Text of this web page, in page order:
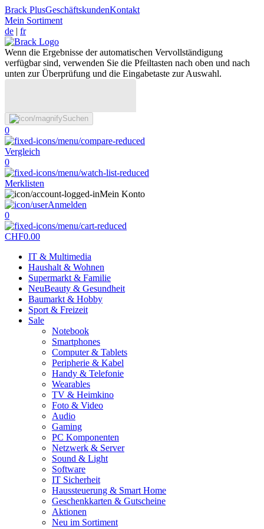
Brack PlusGeschäftskundenKontakt
Mein Sortiment
de | fr
Wenn die Ergebnisse der automatischen Vervollständigung
verfügbar sind, verwenden Sie die Pfeiltasten nach oben und nach
unten zur Überprüfung und die Eingabetaste zur Auswahl.
Suchen
0
Vergleich
0
Merklisten
Mein Konto
Anmelden
0
CHF0.00
IT & Multimedia
Haushalt & Wohnen
Supermarkt & Familie
NeuBeauty & Gesundheit
Baumarkt & Hobby
Sport & Freizeit
Sale
Notebook
Smartphones
Computer & Tablets
Peripherie & Kabel
Handy & Telefonie
Wearables
TV & Heimkino
Foto & Video
Audio
Gaming
PC Komponenten
Netzwerk & Server
Sound & Light
Software
IT Sicherheit
Haussteuerung & Smart Home
Geschenkkarten & Gutscheine
Aktionen
Neu im Sortiment